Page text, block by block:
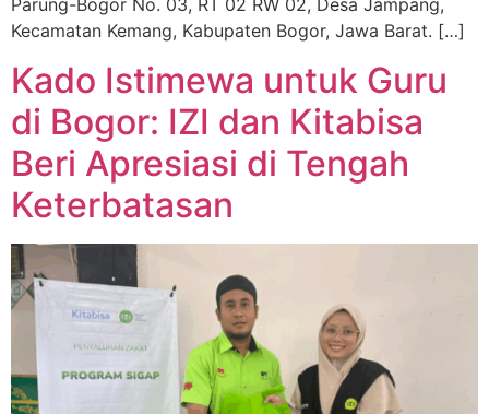
Parung-Bogor No. 03, RT 02 RW 02, Desa Jampang,
Kecamatan Kemang, Kabupaten Bogor, Jawa Barat. […]
Kado Istimewa untuk Guru
di Bogor: IZI dan Kitabisa
Beri Apresiasi di Tengah
Keterbatasan